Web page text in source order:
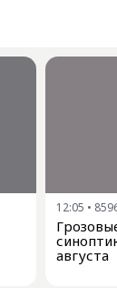
12:05 •
августа